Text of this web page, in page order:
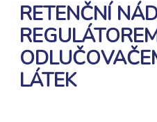
RETENČNÍ
LÁTEK